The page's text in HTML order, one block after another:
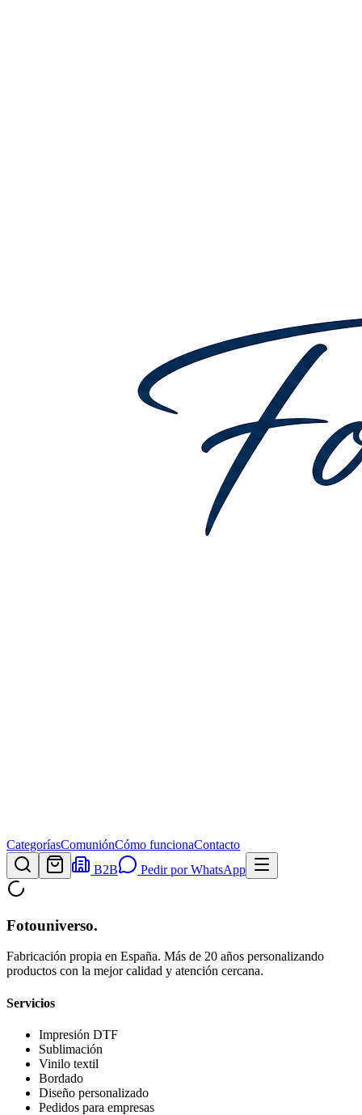
CategoríasComuniónCómo funcionaContacto
B2B
Pedir por WhatsApp
Fotouniverso.
Fabricación propia en España. Más de 20 años personalizando
productos con la mejor calidad y atención cercana.
Servicios
Impresión DTF
Sublimación
Vinilo textil
Bordado
Diseño personalizado
Pedidos para empresas